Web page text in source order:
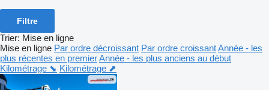
Filtre
Trier: Mise en ligne
Mise en ligne Par ordre décroissant Par ordre croissantAnnée - les
plus récentes en premierAnnée - les plus anciens au début
Kilométrage ⬊ Kilométrage ⬈